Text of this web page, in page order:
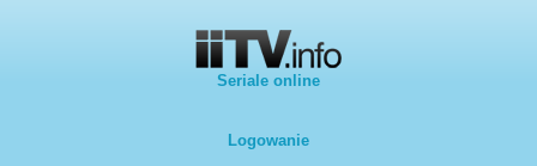
Seriale online
Logowanie